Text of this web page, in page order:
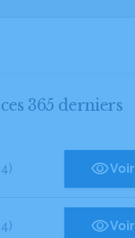
365 derniers
Voir
Voir